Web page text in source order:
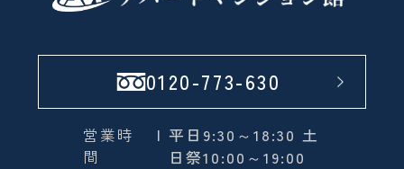
0120-773-630
営業時
間
| 平日9:30～18:30 土
日祭10:00～19:00